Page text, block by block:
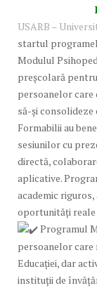
USARB –
startul
Modulul
preșcolară
persoanelor care
să-și
Formabilii au
sesiunilor cu
directă,
aplicative.
academic
oportunități reale
Programul
persoanelor care
Educației, dar
instituții de